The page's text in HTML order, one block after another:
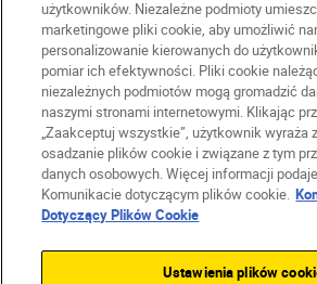
PL Nikon Sites
Skontaktuj się z nami
Oświadczenie dotyczące
Warunki użytkowania
Warunki korzystania z Nikon Store
Komunikat dotyczący plików cookie
użytkowników. Niezależne podmioty
marketingowe pliki cookie, aby umożliwić
personalizowanie kierowanych do
pomiar ich efektywności. Pliki cookie
niezależnych podmiotów mogą gromadzić
naszymi stronami internetowymi. Klikając
„Zaakceptuj wszystkie”, użytkownik wyraża
osadzanie plików cookie i związane z tym
danych osobowych. Więcej informacji
Komunikacie dotyczącym plików cookie.
Dotyczący Plików Cookie
Ustawienia plików